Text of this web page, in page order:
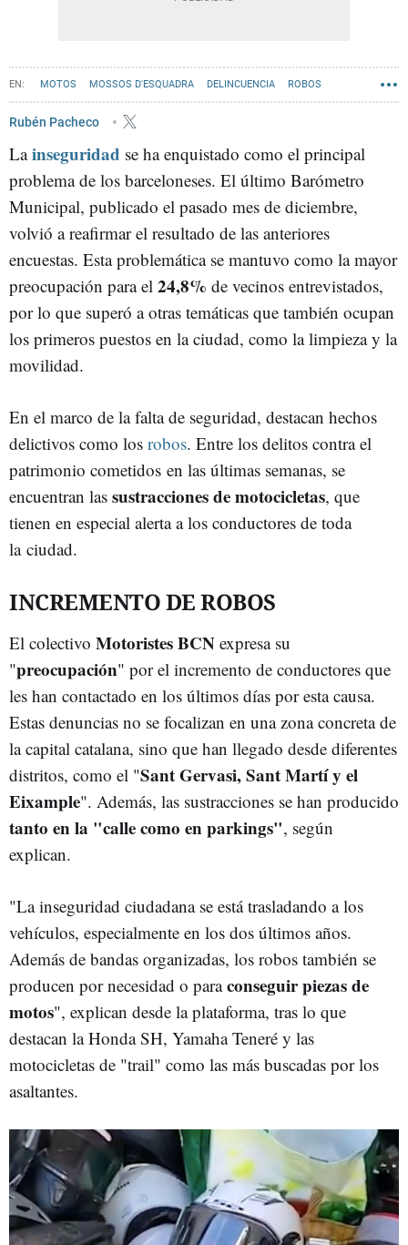
MOTOS MOSSOS D'ESQUADRA DELINCUENCIA ROBOS
Rubén Pacheco
Lainseguridad se ha enquistado como el principal
problema de los barceloneses. El último Barómetro
Municipal, publicado el pasado mes de diciembre,
volvió a reafirmar el resultado de las anteriores
encuestas. Esta problemática se mantuvo como la mayor
preocupación para el 24,8% de vecinos entrevistados,
por lo que superó a otras temáticas que también ocupan
los primeros puestos en la ciudad, como la limpieza y la
movilidad.
En el marco de la falta de seguridad, destacan hechos
delictivos como los robos. Entre los delitos contra el
patrimonio cometidos en las últimas semanas, se
encuentran las sustracciones de motocicletas, que
tienen en especial alerta a los conductores de toda
la ciudad.
INCREMENTO DE ROBOS
El colectivo Motoristes BCN expresa su
"preocupación" por el incremento de conductores que
les han contactado en los últimos días por esta causa.
Estas denuncias no se focalizan en una zona concreta de
la capital catalana, sino que han llegado desde diferentes
distritos, como el "Sant Gervasi, Sant Martí y el
Eixample". Además, las sustracciones se han producido
tanto en la "calle como en parkings", según
explican.
"La inseguridad ciudadana se está trasladando a los
vehículos, especialmente en los dos últimos años.
Además de bandas organizadas, los robos también se
producen por necesidad o paraconseguir piezas de
motos", explican desde la plataforma, tras lo que
destacan la Honda SH, Yamaha Teneré y las
motocicletas de "trail" como las más buscadas por los
asaltantes.